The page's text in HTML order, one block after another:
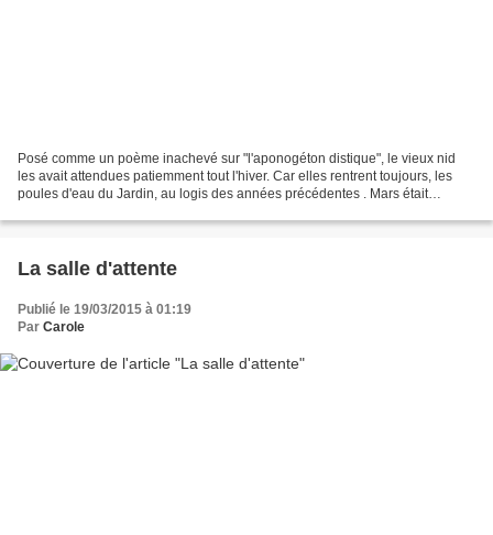
Posé comme un poème inachevé sur "l'aponogéton distique", le vieux nid
les avait attendues patiemment tout l'hiver. Car elles rentrent toujours, les
poules d'eau du Jardin, au logis des années précédentes . Mars était
La salle d'attente
Publié le 19/03/2015 à 01:19
Par Carole